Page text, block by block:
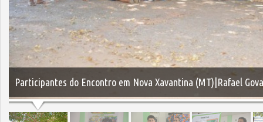
Participantes do Encontro em Nova Xavantina (MT)|Rafael